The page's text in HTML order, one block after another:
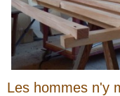
Les hommes n'y